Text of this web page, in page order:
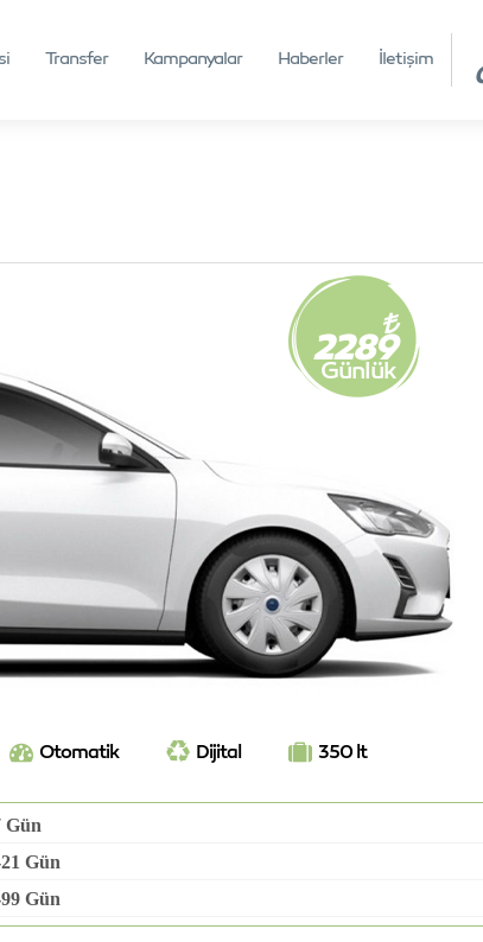
Transfer Kampanyalar Haberler İletişim
2289
Günlük
Otomatik Dijital 350 lt
Gün
Gün
Gün